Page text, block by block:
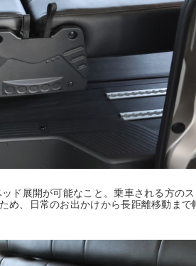
ド展開が可能なこと。乗車される方の
め、日常のお出かけから長距離移動まで